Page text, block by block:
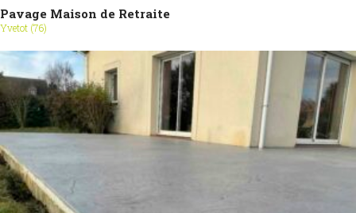
Pavage Maison de Retraite
Yvetot (76)